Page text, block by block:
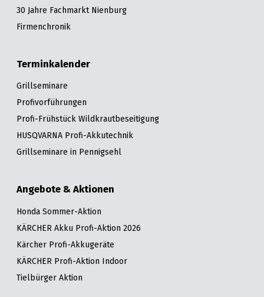
30 Jahre Fachmarkt Nienburg
Firmenchronik
Terminkalender
Grillseminare
Profivorführungen
Profi-Frühstück Wildkrautbeseitigung
HUSQVARNA Profi-Akkutechnik
Grillseminare in Pennigsehl
Angebote & Aktionen
Honda Sommer-Aktion
KÄRCHER Akku Profi-Aktion 2026
Kärcher Profi-Akkugeräte
KÄRCHER Profi-Aktion Indoor
Tielbürger Aktion